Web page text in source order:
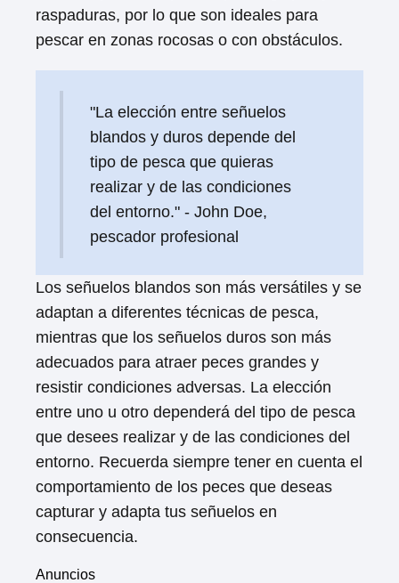
raspaduras, por lo que son ideales para
pescar en zonas rocosas o con obstáculos.
"La elección entre señuelos
blandos y duros depende del
tipo de pesca que quieras
realizar y de las condiciones
del entorno." - John Doe,
pescador profesional
Los señuelos blandos son más versátiles y se
adaptan a diferentes técnicas de pesca,
mientras que los señuelos duros son más
adecuados para atraer peces grandes y
resistir condiciones adversas. La elección
entre uno u otro dependerá del tipo de pesca
que desees realizar y de las condiciones del
entorno. Recuerda siempre tener en cuenta el
comportamiento de los peces que deseas
capturar y adapta tus señuelos en
consecuencia.
Anuncios